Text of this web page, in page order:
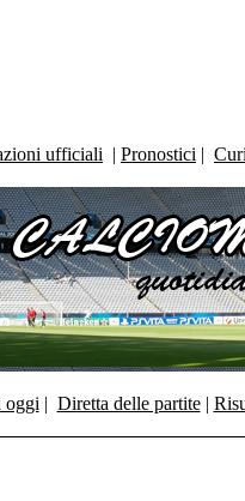
ufficiali | Pronostici |
oggi | Diretta delle partite|